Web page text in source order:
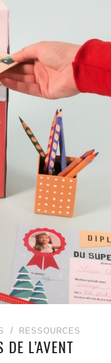
RESSOURCES
L’AVENT